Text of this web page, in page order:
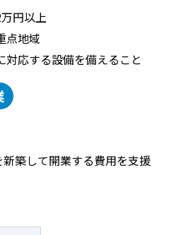
円以上
点地域
応する設備を備えること
築して開業する費用を支援